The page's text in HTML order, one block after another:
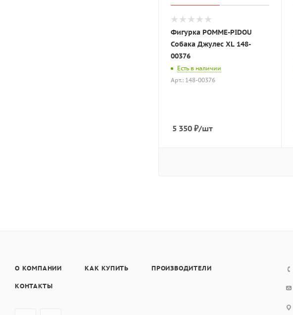
Фигурка POMME-PIDOU
Собака Джулес XL 148-
00376
Есть в наличии
Арт.: 148-00376
5 350 ₽/шт
О КОМПАНИИ КАК КУПИТЬ ПРОИЗВОДИТЕЛИ
КОНТАКТЫ